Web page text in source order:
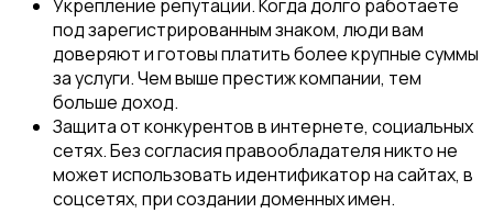
Укрепление репутации. Когда долго работаете
под зарегистрированным знаком, люди вам
доверяют и готовы платить более крупные суммы
за услуги. Чем выше престиж компании, тем
больше доход.
Защита от конкурентов в интернете, социальных
сетях. Без согласия правообладателя никто не
может использовать идентификатор на сайтах, в
соцсетях, при создании доменных имен.